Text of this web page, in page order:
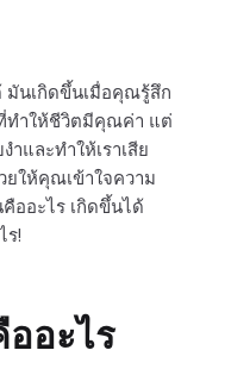
มันเกิดขึ้นเมื่อคุณรู้สึก
ทำให้ชีวิตมีคุณค่า แต่
และทำให้เราเสีย
ให้คุณเข้าใจความ
ออะไร เกิดขึ้นได้
ร!
อะไร